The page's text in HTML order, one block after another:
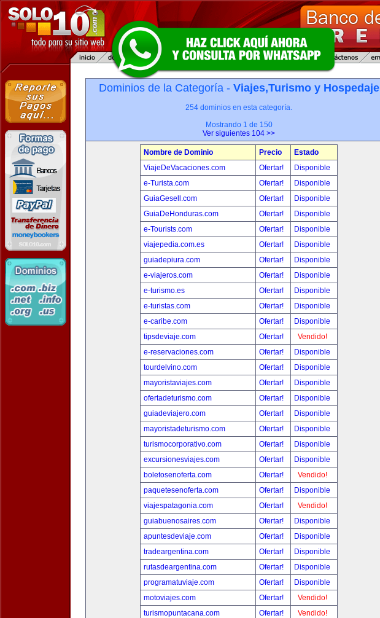
Dominios de la Categoría - Viajes,Turismo y Hospedaje
254 dominios en esta categoría.
Mostrando 1 de 150
Ver siguientes 104 >>
Nombre de Dominio Precio
Estado
ViajeDeVacaciones.com
Ofertar!
Disponible
e-Turista.com
Ofertar!
Disponible
GuiaGesell.com
Ofertar!
Disponible
GuiaDeHonduras.com
Ofertar!
Disponible
e-Tourists.com
Ofertar!
Disponible
viajepedia.com.es
Ofertar!
Disponible
guiadepiura.com
Ofertar!
Disponible
e-viajeros.com
Ofertar!
Disponible
e-turismo.es
Ofertar!
Disponible
e-turistas.com
Ofertar!
Disponible
e-caribe.com
Ofertar!
Disponible
tipsdeviaje.com
Ofertar!
Vendido!
e-reservaciones.com
Ofertar!
Disponible
tourdelvino.com
Ofertar!
Disponible
mayoristaviajes.com
Ofertar!
Disponible
ofertadeturismo.com
Ofertar!
Disponible
guiadeviajero.com
Ofertar!
Disponible
mayoristadeturismo.com
Ofertar!
Disponible
turismocorporativo.com
Ofertar!
Disponible
excursionesviajes.com
Ofertar!
Disponible
boletosenoferta.com
Ofertar!
Vendido!
paquetesenoferta.com
Ofertar!
Disponible
viajespatagonia.com
Ofertar!
Vendido!
guiabuenosaires.com
Ofertar!
Disponible
apuntesdeviaje.com
Ofertar!
Disponible
tradeargentina.com
Ofertar!
Disponible
rutasdeargentina.com
Ofertar!
Disponible
programatuviaje.com
Ofertar!
Disponible
motoviajes.com
Ofertar!
Vendido!
turismopuntacana.com
Ofertar!
Vendido!